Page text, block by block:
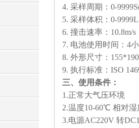
4. 采样周期：0-
5. 采样体积：0-
6. 撞击速率：10.8m/
7. 电池使用时间：4
8. 外形尺寸：
9. 执行标准：ISO
三、使用条件：
1.正常大气压环境
2.温度10-60℃ 相对湿
3.电源AC220V 转